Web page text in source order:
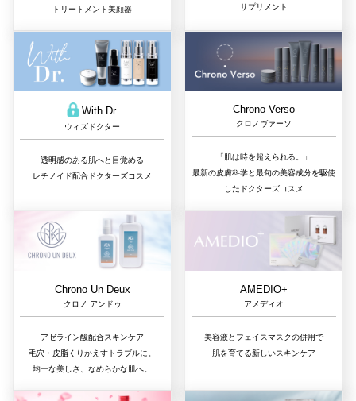
トリートメント美顔器
サプリメント
With Dr.
ウィズドクター
透明感のある肌へと目覚める
レチノイド配合ドクターズコスメ
Chrono Verso
クロノヴァーソ
「肌は時を超えられる。」
最新の皮膚科学と最旬の美容成分を駆使
したドクターズコスメ
Chrono Un Deux
クロノ アンドゥ
アゼライン酸配合スキンケア
毛穴・皮脂くりかえすトラブルに。
均一な美しさ、なめらかな肌へ。
AMEDIO+
アメディオ
美容液とフェイスマスクの併用で
肌を育てる新しいスキンケア